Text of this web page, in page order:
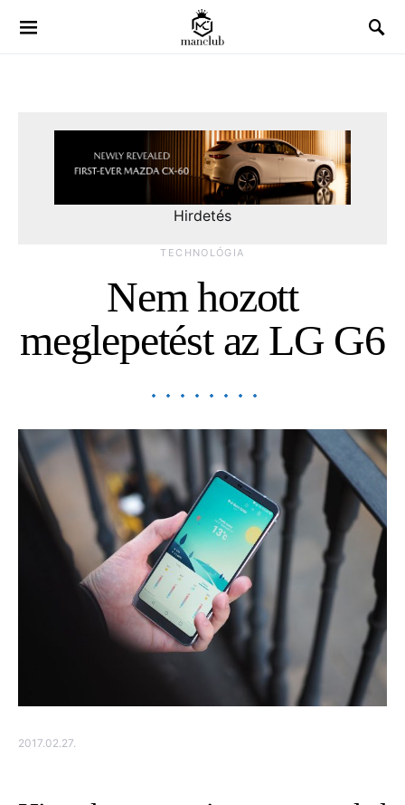
Hirdetés
TECHNOLÓGIA
Nem hozott
meglepetést az LG G6
2017.02.27.